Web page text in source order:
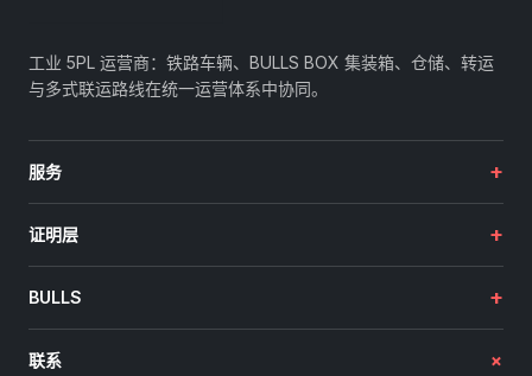
工业 5PL 运营商：铁路车辆、BULLS BOX 集装箱、仓储、转运
与多式联运路线在统一运营体系中协同。
服务 +
证明层 +
BULLS +
联系 +